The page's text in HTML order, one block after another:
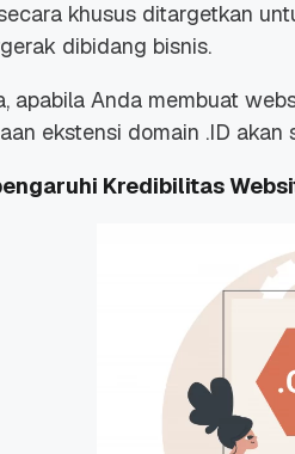
khusus ditargetkan
dibidang bisnis.
apabila Anda membuat
ekstensi domain .ID akan
Kredibilitas